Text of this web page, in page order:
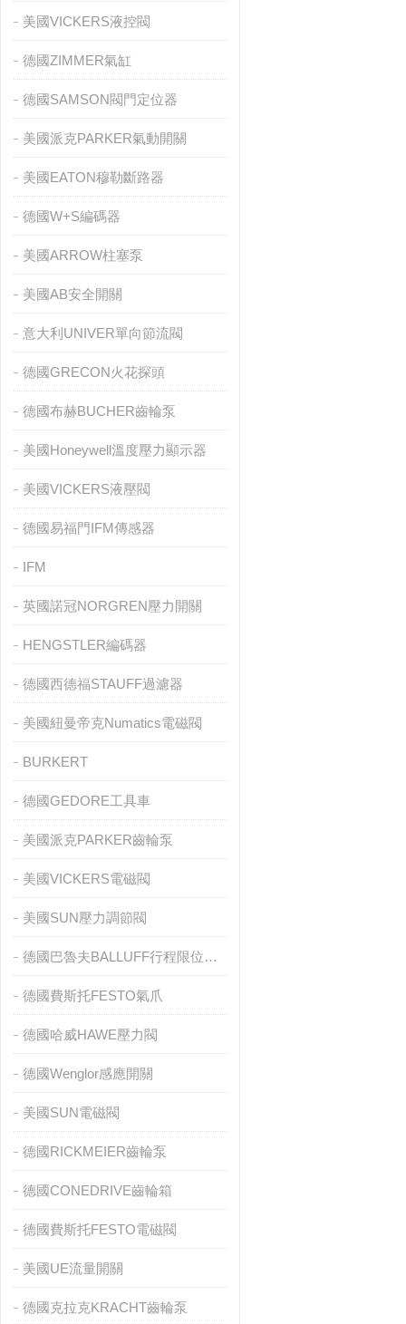
美國VICKERS液控閥
德國ZIMMER氣缸
德國SAMSON閥門定位器
美國派克PARKER氣動開關
美國EATON穆勒斷路器
德國W+S編碼器
美國ARROW柱塞泵
美國AB安全開關
意大利UNIVER單向節流閥
德國GRECON火花探頭
德國布赫BUCHER齒輪泵
美國Honeywell溫度壓力顯示器
美國VICKERS液壓閥
德國易福門IFM傳感器
IFM
英國諾冠NORGREN壓力開關
HENGSTLER編碼器
德國西德福STAUFF過濾器
美國紐曼帝克Numatics電磁閥
BURKERT
德國GEDORE工具車
美國派克PARKER齒輪泵
美國VICKERS電磁閥
美國SUN壓力調節閥
德國巴魯夫BALLUFF行程限位開關
德國費斯托FESTO氣爪
德國哈威HAWE壓力閥
德國Wenglor感應開關
美國SUN電磁閥
德國RICKMEIER齒輪泵
德國CONEDRIVE齒輪箱
德國費斯托FESTO電磁閥
美國UE流量開關
德國克拉克KRACHT齒輪泵